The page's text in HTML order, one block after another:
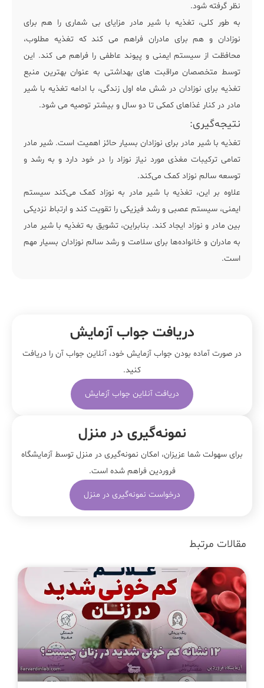
نظر گرفته شود.
به طور کلی، تغذیه با شیر مادر مزایای بی شماری را هم برای
نوزادان و هم برای مادران فراهم می کند که تغذیه مطلوب،
محافظت از سیستم ایمنی و پیوند عاطفی را فراهم می کند. این
توسط متخصصان مراقبت های بهداشتی به عنوان بهترین منبع
تغذیه برای نوزادان در شش ماه اول زندگی، با ادامه تغذیه با شیر
مادر در کنار غذاهای کمکی تا دو سال و بیشتر توصیه می شود.
نتیجه‌گیری:
تغذیه با شیر مادر برای نوزادان بسیار حائز اهمیت است. شیر مادر
تمامی ترکیبات مغذی مورد نیاز نوزاد را در خود دارد و به رشد و
توسعه سالم نوزاد کمک می‌کند.
علاوه بر این، تغذیه با شیر مادر به نوزاد کمک می‌کند سیستم
ایمنی، سیستم عصبی و رشد فیزیکی را تقویت کند و ارتباط نزدیکی
بین مادر و نوزاد ایجاد کند. بنابراین، تشویق به تغذیه با شیر مادر
به مادران و خانواده‌ها برای سلامت و رشد سالم نوزادان بسیار مهم
است.
دریافت جواب آزمایش
در صورت آماده بودن جواب آزمایش خود، آنلاین جواب‌ آن را دریافت
کنید.
دریافت آنلاین جواب آزمایش
نمونه‌‌گیری در منزل
برای سهولت شما عزیزان، امکان نمونه‌گیری در منزل توسط آزمایشگاه
فروردین فراهم شده است.
درخواست نمونه‌گیری در منزل
مقالات مرتبط